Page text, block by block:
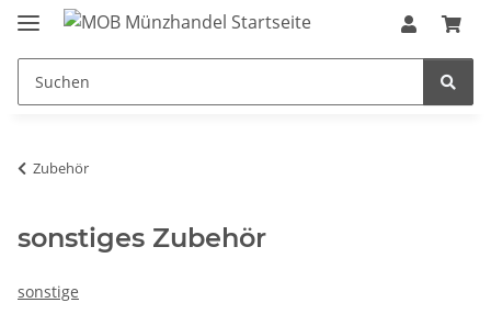
Zubehör
sonstiges Zubehör
sonstige